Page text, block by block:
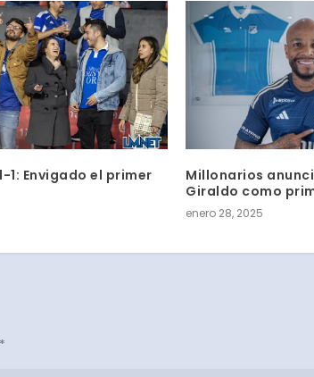
1: Envigado el primer
Millonarios
Giraldo como
enero 28, 2025
*